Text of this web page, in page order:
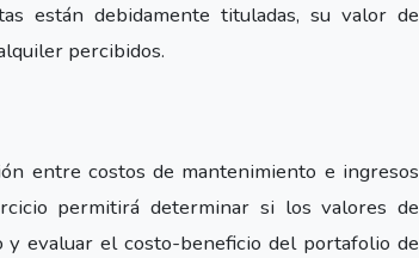
están debidamente tituladas, su valor de
percibidos.
entre costos de mantenimiento e ingresos
permitirá determinar si los valores de
evaluar el costo-beneficio del portafolio de